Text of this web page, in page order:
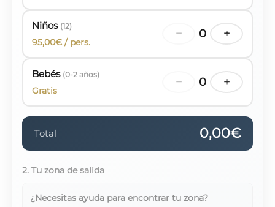
Niños (12)
95,00€ / pers.
− 0 +
Bebés (0-2 años)
Gratis
− 0 +
Total 0,00€
2. Tu zona de salida
¿Necesitas ayuda para encontrar tu zona?